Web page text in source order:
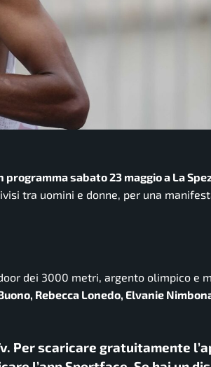
sabato 23 maggio a La
tra uomini e donne, per una
dei 3000 metri, argento olimpico e
Rebecca Lonedo, Elvanie
Per scaricare gratuitamente